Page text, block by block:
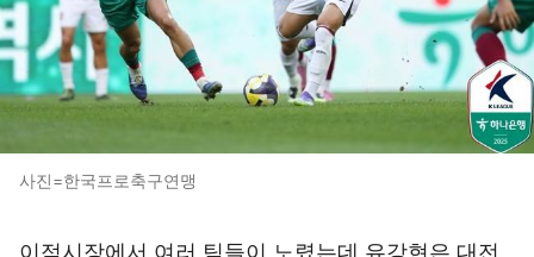
사진=한국프로축구연맹
이적시장에서 여러 팀들이 노렸는데 유강현은 대전